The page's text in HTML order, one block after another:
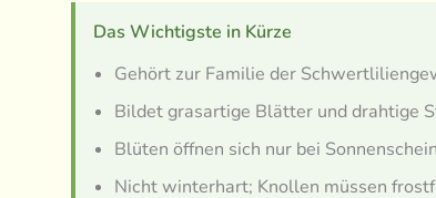
Das Wichtigste in Kürze
Gehört zur Familie der
Bildet grasartige Blätter und drahtige
Blüten öffnen sich nur bei
Nicht winterhart; Knollen müssen